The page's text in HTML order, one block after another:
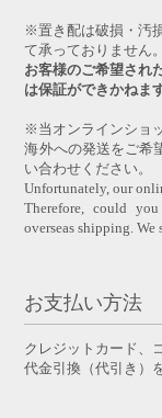
※置き配は破損・汚
て承っておりません。
お客様のご希望され
は保証ができかねま
※当オンラインショ
海外への発送をご希
い合わせください。
Unfortunately, our
Therefore, could
overseas shipping.
お支払い方法
クレジットカード、
代金引換（代引き）